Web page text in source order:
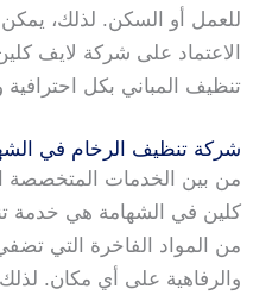
للعمل أو السكن. لذلك، يمكن
الاعتماد على شركة لايف
تنظيف المباني بكل احترافية
شركة تنظيف الرخام في
من بين الخدمات المتخصصة
كلين في الشهامة هي خدمة
من المواد الفاخرة التي
والرفاهية على أي مكان.